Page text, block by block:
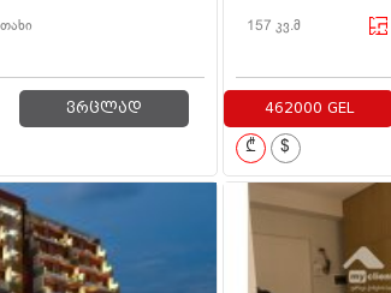
ვრცლად
157 კვ.მ
462000 GEL
₾ $